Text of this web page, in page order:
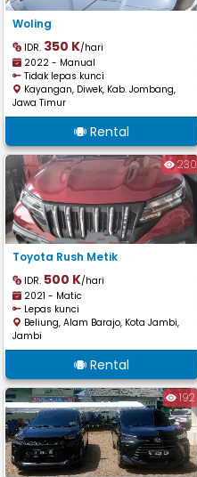
Woling
IDR. 350 K/hari
2022 - Manual
Tidak lepas kunci
Kayangan, Diwek, Kab. Jombang,
Jawa Timur
Rental
230
Toyota Rush Metik
IDR. 500 K/hari
2021 - Matic
Lepas kunci
Beliung, Alam Barajo, Kota Jambi,
Jambi
Rental
192